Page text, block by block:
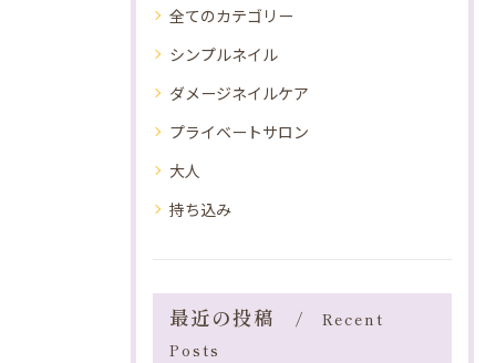
全てのカテゴリー
シンプルネイル
ダメージネイルケア
プライベートサロン
大人
持ち込み
最近の投稿
Recent
Posts